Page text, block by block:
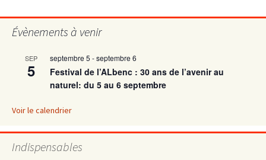
articles
Évènements à venir
SEP
5
septembre 5 -septembre 6
Festival de l’ALbenc : 30 ans de l’avenir au
naturel: du 5 au 6 septembre
Voir le calendrier
Indispensables